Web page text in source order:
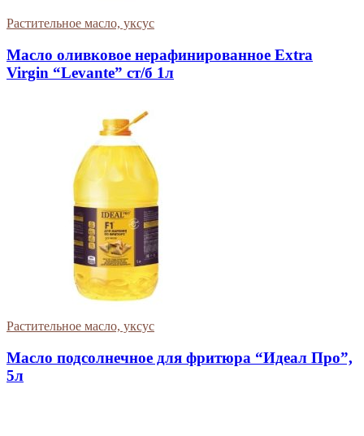
Растительное масло, уксус
Масло оливковое нерафинированное Extra
Virgin “Levante” ст/б 1л
Растительное масло, уксус
Масло подсолнечное для фритюра “Идеал Про”,
5л